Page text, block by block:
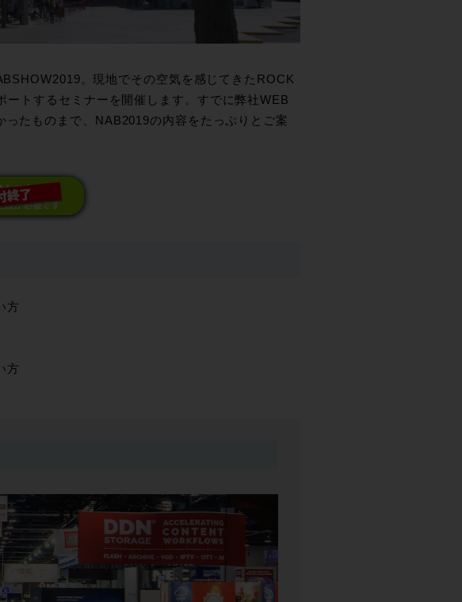
。現地でその空気を感じてきたROCK
トするセミナーを開催します。すでに弊社WEB
たものまで、NAB2019の内容をたっぷりとご案
方
方